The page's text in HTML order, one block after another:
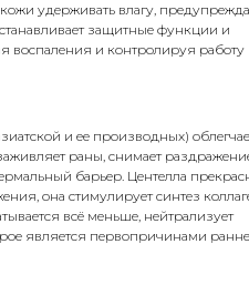
удерживать влагу,
защитные функции и
воспаления и контролируя работу
и ее производных)
раны, снимает
барьер. Центелла
она стимулирует синтез
всё меньше, нейтрализует
является первопричинами